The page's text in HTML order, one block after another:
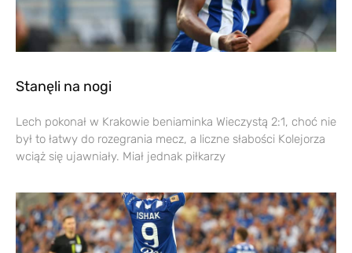
Stanęli na nogi
Lech pokonał w Krakowie beniaminka Wieczystą 2:1, choć nie
był to łatwy do rozegrania mecz, a liczne słabości Kolejorza
wciąż się ujawniały. Miał jednak piłkarzy